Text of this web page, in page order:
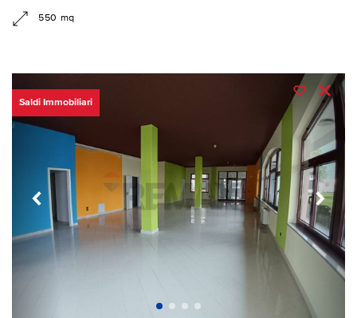
550 mq
Saldi Immobiliari